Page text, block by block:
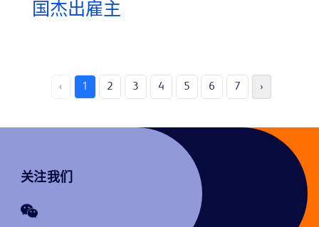
国杰出雇主
‹ 1 2 3 4 5 6 7 ›
关注我们